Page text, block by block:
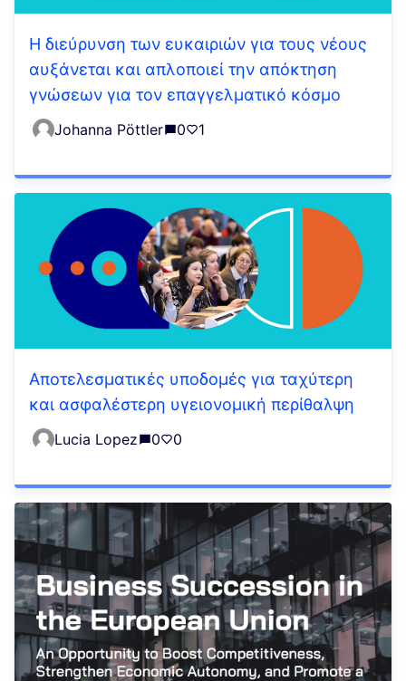
Η διεύρυνση των ευκαιριών για τους νέους
αυξάνεται και απλοποιεί την απόκτηση
γνώσεων για τον επαγγελματικό κόσμο
Johanna Pöttler 0 1
Αποτελεσματικές υποδομές για ταχύτερη
και ασφαλέστερη υγειονομική περίθαλψη
Lucia Lopez 0 0